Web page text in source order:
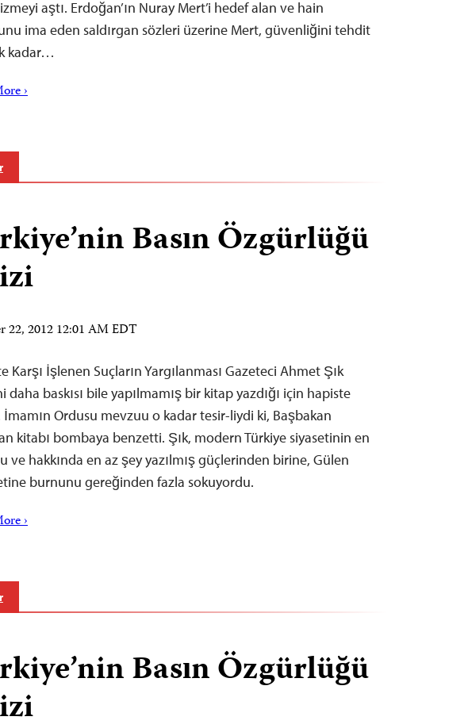
aştı. Erdoğan’ın Nuray Mert’i hedef alan ve hain
ima eden saldırgan sözleri üzerine Mert, güvenliğini tehdit
kadar…
›
Basın Özgürlüğü
22, 2012 12:01 AM EDT
Karşı İşlenen Suçların Yargılanması Gazeteci Ahmet Şık
daha baskısı bile yapılmamış bir kitap yazdığı için hapiste
Ordusu mevzuu o kadar tesir-liydi ki, Başbakan
kitabı bombaya benzetti. Şık, modern Türkiye siyasetinin en
ve hakkında en az şey yazılmış güçlerinden birine, Gülen
burnunu gereğinden fazla sokuyordu.
›
Basın Özgürlüğü